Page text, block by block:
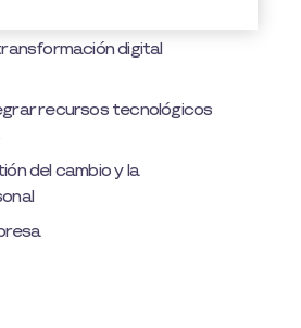
digital
recursos tecnológicos
del cambio y la